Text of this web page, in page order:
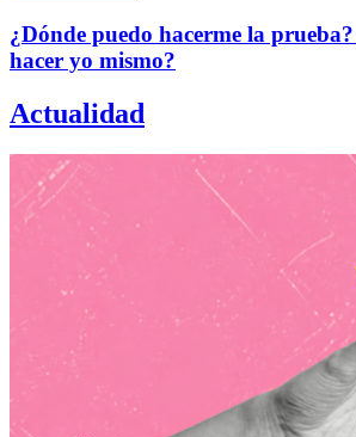
¿Dónde puedo hacerme la
hacer yo mismo?
Actualidad